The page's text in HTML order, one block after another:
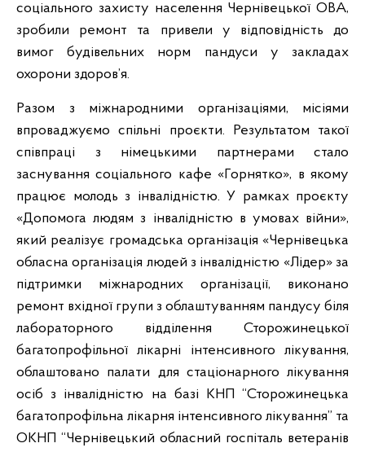
соціального захисту населення Чернівецької ОВА,
зробили ремонт та привели у відповідність до
вимог будівельних норм пандуси у закладах
охорони здоров’я.
Разом з міжнародними організаціями, місіями
впроваджуємо спільні проєкти. Результатом такої
співпраці з німецькими партнерами стало
заснування соціального кафе «Горнятко», в якому
працює молодь з інвалідністю. У рамках проєкту
«Допомога людям з інвалідністю в умовах війни»,
який реалізує громадська організація «Чернівецька
обласна організація людей з інвалідністю «Лідер» за
підтримки міжнародних організації, виконано
ремонт вхідної групи з облаштуванням пандусу біля
лабораторного відділення Сторожинецької
багатопрофільної лікарні інтенсивного лікування,
облаштовано палати для стаціонарного лікування
осіб з інвалідністю на базі КНП “Сторожинецька
багатопрофільна лікарня інтенсивного лікування” та
ОКНП “Чернівецький обласний госпіталь ветеранів